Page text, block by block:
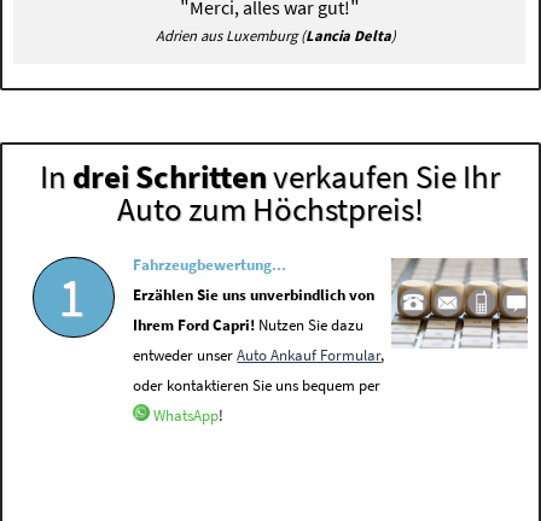
"Merci, alles war gut!"
Adrien aus Luxemburg (Lancia Delta)
In drei Schrittenverkaufen Sie Ihr
Auto zum Höchstpreis!
1
Fahrzeugbewertung...
Erzählen Sie uns unverbindlich von
Ihrem Ford Capri! Nutzen Sie dazu
entweder unserAuto Ankauf Formular,
oder kontaktieren Sie uns bequem per
WhatsApp!